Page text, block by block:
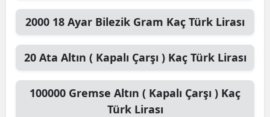
2000 18 Ayar Bilezik Gram Kaç Türk Lirası
20 Ata Altın ( Kapalı Çarşı )Kaç Türk Lirası
100000 Gremse Altın ( Kapalı Çarşı ) Kaç
Türk Lirası